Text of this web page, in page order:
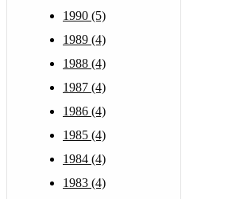
1990 (5)
1989 (4)
1988 (4)
1987 (4)
1986 (4)
1985 (4)
1984 (4)
1983 (4)